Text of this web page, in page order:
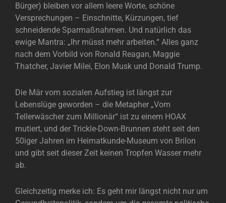
Bürger) bleiben vor allem leere Worte, schöne
Versprechungen – Einschnitte, Kürzungen, tief
schneidende Sparmaßnahmen. Und natürlich das
ewige Mantra: „Ihr müsst mehr arbeiten.“ Alles ganz
nach dem Vorbild von Ronald Reagan, Maggie
Thatcher, Javier Milei, Elon Musk und Donald Trump.
Die Mär vom sozialen Aufstieg ist längst zur
Lebenslüge geworden – die Metapher „Vom
Tellerwäscher zum Millionär“ ist zu einem HOAX
mutiert, und der Trickle-Down-Brunnen steht seit den
50iger Jahren im Heimatkunde-Museum von Brilon
und gibt seit dieser Zeit keinen Tropfen Wasser mehr
ab.
Gleichzeitig merke ich: Es geht mir längst nicht nur um